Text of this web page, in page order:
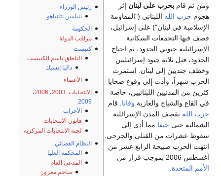
رئيس الوزراء
بنيامين نتانياهو
الحكومة
مراقب الدولة
كنيست
الناطق باسم الكنيست
داليا إتسيك
الأعضاء
الانتخابات:
2003، 2006،
2009
الأحزاب
قانون الانتخابات
لجنة الانتخابات المركزية
النظام القضائي
المحكمة العليا
المدعي العام
مناحم معزوز
ومن ثم قام بحرب على لبنان إثر
هجوم حزب الله اللبناني ("المقاومة
الإسلامية في لبنان") على إسرائيل،
قصف فيها التجمعات السكانية
الإسرائيلية جنوبي الحدود، ثم اجتاح
الحدود، قتل ثلاثة جنود إسرائيليين
وخطف جنديين إلى لبنان. استمرت
الحرب شهراً، وأدت إلى وقوع ضحايا
كثرين من المدنيين اللبنانيين، خاصة
في القاع والشياح والغازية وقانا . قام
حزب الله بقصف المدن الإسرائلية
الشمالية حتى حيفا مما أدى إلى
سقوط عشرات من القتلى والجرحى.
انتهت الحرب صبيحة الرابع عشر من
أغسطس 2006 بموجب قرار من
الأمم المتحدة